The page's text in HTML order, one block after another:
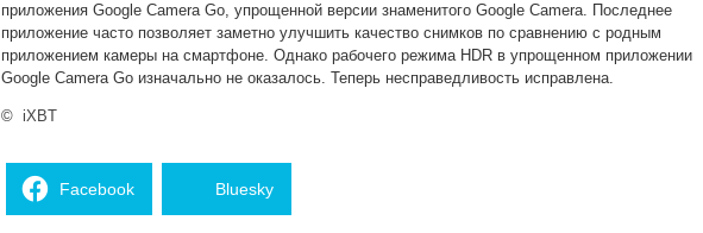
приложения Google Camera Go, упрощенной версии знаменитого Google Camera. Последнее
приложение часто позволяет заметно улучшить качество снимков по сравнению с родным
приложением камеры на смартфоне. Однако рабочего режима HDR в упрощенном приложении
Google Camera Go изначально не оказалось. Теперь несправедливость исправлена.
© iXBT
Facebook Bluesky